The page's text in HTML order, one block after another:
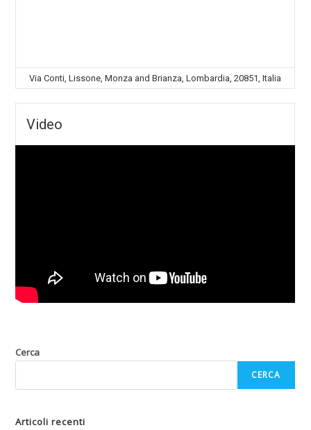
Via Conti, Lissone, Monza and Brianza, Lombardia, 20851, Italia
Video
Cerca
CERCA
Articoli recenti